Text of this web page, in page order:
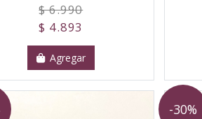
$ 6.990
$ 4.893
Agregar
-30%